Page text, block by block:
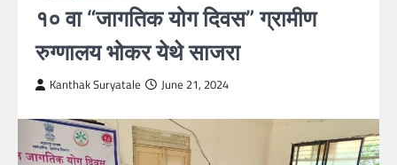
१० वा “जागतिक योग दिवस” ग्रामीण
रुग्णालय भोकर येथे साजरा
Kanthak Suryatale June 21, 2024